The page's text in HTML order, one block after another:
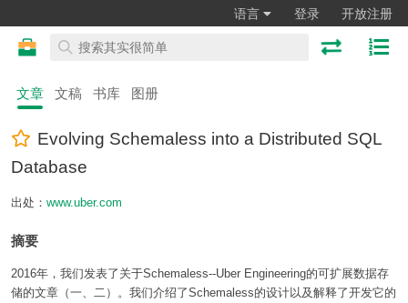
语言 登录 开放注册
文章 文稿 书库 图册
Evolving Schemaless into a Distributed SQL
Database
出处： www.uber.com
摘要
2016年，我们发表了关于Schemaless--Uber Engineering的可扩展数据存
储的文章（一、二）。我们介绍了Schemaless的设计以及解释了开发它的